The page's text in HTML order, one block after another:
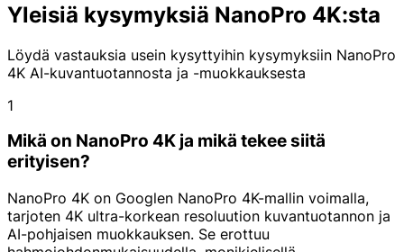
Yleisiä kysymyksiä NanoPro 4K:sta
Löydä vastauksia usein kysyttyihin kysymyksiin NanoPro
4K AI-kuvantuotannosta ja -muokkauksesta
1
Mikä on NanoPro 4K ja mikä tekee siitä
erityisen?
NanoPro 4K on Googlen NanoPro 4K-mallin voimalla,
tarjoten 4K ultra-korkean resoluution kuvantuotannon ja
AI-pohjaisen muokkauksen. Se erottuu